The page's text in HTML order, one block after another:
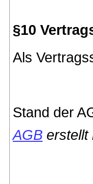
§10
Als
Stand der
AGB erstellt